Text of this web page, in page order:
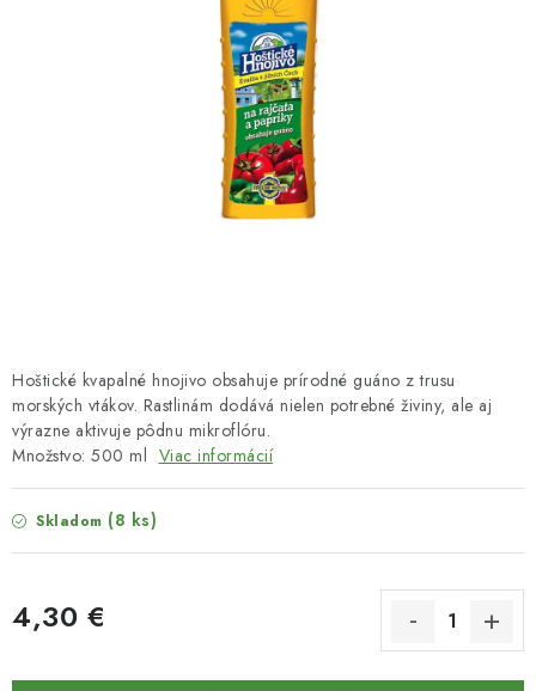
ZÁHRADKÁRSKE POTREBY
Kontakty
Obchodné podmienky
Podmienky ochrany osobných údajov
Hoštické kvapalné hnojivo obsahuje prírodné guáno z trusu
morských vtákov. Rastlinám dodává nielen potrebné živiny, ale aj
výrazne aktivuje pôdnu mikroflóru.
Množstvo: 500 ml Viac informácií
Skladom (8 ks)
4,30 €